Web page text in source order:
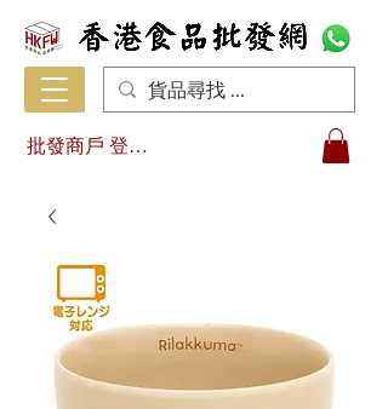
批發商戶 登入/註冊